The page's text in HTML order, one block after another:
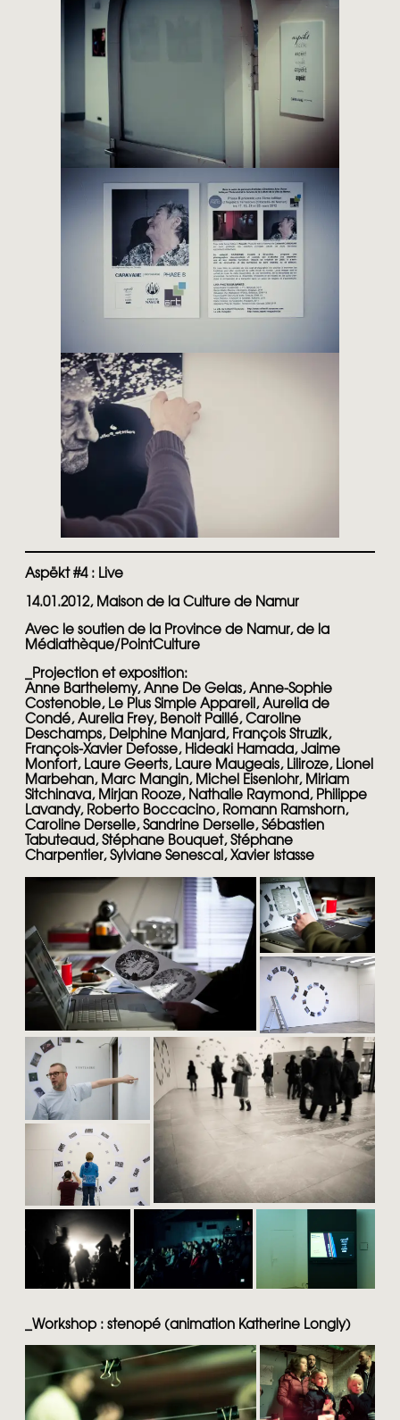
Aspëkt #4 : Live
14.01.2012, Maison de la Culture de Namur
Avec le soutien de la Province de Namur, de la
Médiathèque/PointCulture
Projection et exposition:
Anne Barthelemy, Anne De Gelas, Anne-Sophie
Costenoble, Le Plus Simple Appareil, Aurelia de
Condé, Aurelia Frey, Benoit Paillé, Caroline
Deschamps, Delphine Manjard, François Struzik,
François-Xavier Defosse, Hideaki Hamada, Jaime
Monfort, Laure Geerts, Laure Maugeais, Liliroze, Lionel
Marbehan, Marc Mangin, Michel Eisenlohr, Miriam
Sitchinava, Mirjan Rooze, Nathalie Raymond, Philippe
Lavandy, Roberto Boccacino, Romann Ramshorn,
Caroline Derselle, Sandrine Derselle, Sébastien
Tabuteaud, Stéphane Bouquet, Stéphane
Charpentier, Sylviane Senescal, Xavier Istasse
Workshop : stenopé (animation Katherine Longly)